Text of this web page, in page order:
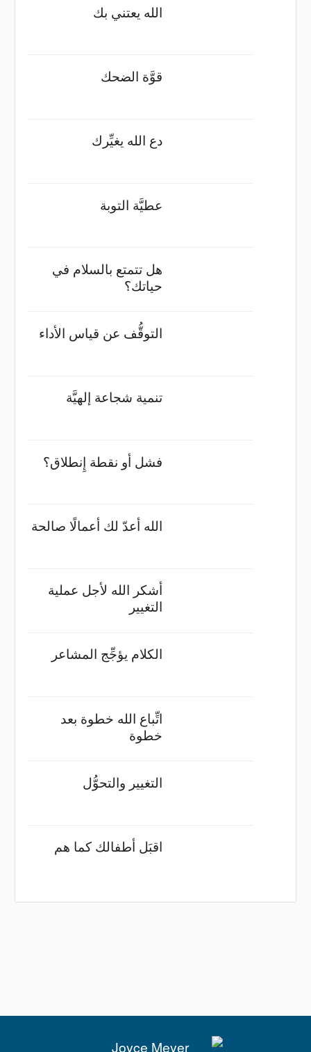
الله يعتني بك
قوَّة الضحك
دع الله يغيِّرك
عطيَّة التوبة
هل تتمتع بالسلام في
حياتك؟
التوقُّف عن قياس الأداء
تنمية شجاعة إلهيَّة
فشل أو نقطة إِنطلاق؟
الله أعدّ لك أعمالًا صالحة
أشكر الله لأجل عملية
التغيير
الكلام يؤجِّج المشاعر
اتِّباع الله خطوة بعد
خطوة
التغيير والتحوُّل
اقبَل أطفالك كما هم